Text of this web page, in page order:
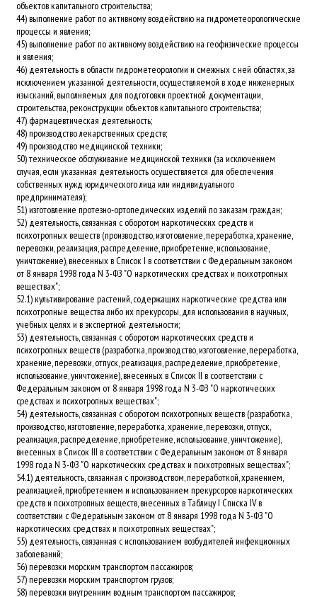
объектов капитального строительства;
44) выполнение работ по активному воздействию на гидрометеорологические
процессы и явления;
45) выполнение работ по активному воздействию на геофизические процессы
и явления;
46) деятельность в области гидрометеорологии и смежных с ней областях, за
исключением указанной деятельности, осуществляемой в ходе инженерных
изысканий, выполняемых для подготовки проектной документации,
строительства, реконструкции объектов капитального строительства;
47) фармацевтическая деятельность;
48) производство лекарственных средств;
49) производство медицинской техники;
50) техническое обслуживание медицинской техники (за исключением
случая, если указанная деятельность осуществляется для обеспечения
собственных нужд юридического лица или индивидуального
предпринимателя);
51) изготовление протезно-ортопедических изделий по заказам граждан;
52) деятельность, связанная с оборотом наркотических средств и
психотропных веществ (производство, изготовление, переработка, хранение,
перевозки, реализация, распределение, приобретение, использование,
уничтожение), внесенных в Список I в соответствии с Федеральным законом
от 8 января 1998 года N 3-ФЗ "О наркотических средствах и психотропных
веществах";
52.1) культивирование растений, содержащих наркотические средства или
психотропные вещества либо их прекурсоры, для использования в научных,
учебных целях и в экспертной деятельности;
53) деятельность, связанная с оборотом наркотических средств и
психотропных веществ (разработка, производство, изготовление, переработка,
хранение, перевозки, отпуск, реализация, распределение, приобретение,
использование, уничтожение), внесенных в Список II в соответствии с
Федеральным законом от 8 января 1998 года N 3-ФЗ "О наркотических
средствах и психотропных веществах";
54) деятельность, связанная с оборотом психотропных веществ (разработка,
производство, изготовление, переработка, хранение, перевозки, отпуск,
реализация, распределение, приобретение, использование, уничтожение),
внесенных в Список III в соответствии с Федеральным законом от 8 января
1998 года N 3-ФЗ "О наркотических средствах и психотропных веществах";
54.1) деятельность, связанная с производством, переработкой, хранением,
реализацией, приобретением и использованием прекурсоров наркотических
средств и психотропных веществ, внесенных в Таблицу I Списка IV в
соответствии с Федеральным законом от 8 января 1998 года N 3-ФЗ "О
наркотических средствах и психотропных веществах";
55) деятельность, связанная с использованием возбудителей инфекционных
заболеваний;
56) перевозки морским транспортом пассажиров;
57) перевозки морским транспортом грузов;
58) перевозки внутренним водным транспортом пассажиров;